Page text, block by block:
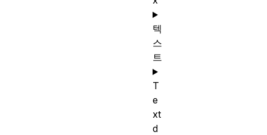
텍
스
트
T
e
xt
d